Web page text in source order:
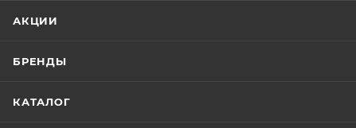
АКЦИИ
БРЕНДЫ
КАТАЛОГ